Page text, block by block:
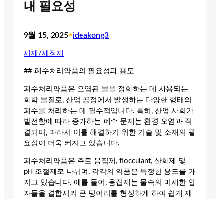
내 필요성
9월 15, 2025•ideakong3
세제/세정제
## 폐수처리약품의 필요성과 용도
폐수처리약품은 오염된 물을 정화하는 데 사용되는
화학 물질로, 산업 공정에서 발생하는 다양한 형태의
폐수를 처리하는 데 필수적입니다. 특히, 산업 사회가
발전함에 따라 증가하는 폐수 문제는 환경 오염과 직
결되며, 따라서 이를 해결하기 위한 기술 및 소재의 필
요성이 더욱 커지고 있습니다.
폐수처리약품은 주로 응집제, flocculant, 산화제 및
pH 조절제로 나뉘며, 각각의 약품은 특정한 용도를 가
지고 있습니다. 예를 들어, 응집제는 물속의 미세한 입
자들을 결합시켜 큰 덩어리를 형성하게 하여 쉽게 제